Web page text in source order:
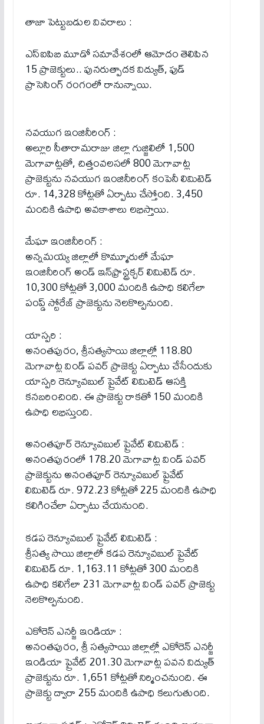
తాజా పెట్టుబడుల వివరాలు :
ఎస్ఐపిబి మూడో సమావేశంలో ఆమోదం తెలిపిన
15 ప్రాజెక్టులు.. పునరుత్పాదక విద్యుత్, ఫుడ్
ప్రాసెసింగ్ రంగంలో రానున్నాయి.
నవయుగ ఇంజినీరింగ్ :
అల్లూరి సీతారామరాజు జిల్లా గుజ్జిలిలో 1,500
మెగావాట్లతో, చిత్తంవలసలో 800 మెగావాట్ల
ప్రాజెక్టును నవయుగ ఇంజినీరింగ్ కంపెనీ లిమిటెడ్
రూ. 14,328 కోట్లతో ఏర్పాటు చేస్తోంది. 3,450
మందికి ఉపాధి అవకాశాలు లభిస్తాయి.
మేఘా ఇంజినీరింగ్ :
అన్నమయ్య జిల్లాలో కొమ్మూరులో మేఘా
ఇంజినీరింగ్ అండ్ ఇన్‌ఫ్రాస్ట్రక్చర్ లిమిటెడ్ రూ.
10,300 కోట్లతో 3,000 మందికి ఉపాధి కలిగేలా
పంప్డ్ స్టోరేజ్ ప్రాజెక్టును నెలకొల్పనుంది.
యాస్పరి :
అనంతపురం, శ్రీసత్యసాయి జిల్లాల్లో 118.80
మెగావాట్ల విండ్ పవర్ ప్రాజెక్టు ఏర్పాటు చేసేందుకు
యాస్పరి రెన్యూవబుల్ ప్రైవేట్ లిమిటెడ్ ఆసక్తి
కనబరించింది. ఈ ప్రాజెక్టు రాకతో 150 మందికి
ఉపాధి లభిస్తుంది.
అనంతపూర్ రెన్యూవబుల్ ప్రైవేట్ లిమిటెడ్ :
అనంతపురంలో 178.20 మెగావాట్ల విండ్ పవర్
ప్రాజెక్టును అనంతపూర్ రెన్యూవబుల్ ప్రైవేట్
లిమిటెడ్ రూ. 972.23 కోట్లతో 225 మందికి ఉపాధి
కలిగించేలా ఏర్పాటు చేయనుంది.
కడప రెన్యూవబుల్ ప్రైవేట్ లిమిటెడ్ :
శ్రీసత్య సాయి జిల్లాలో కడప రెన్యూవబుల్ ప్రైవేట్
లిమిటెడ్ రూ. 1,163.11 కోట్లతో 300 మందికి
ఉపాధి కలిగేలా 231 మెగావాట్ల విండ్ పవర్ ప్రాజెక్టు
నెలకొల్పనుంది.
ఎకోరెన్ ఎనర్జీ ఇండియా :
అనంతపురం, శ్రీ సత్యసాయి జిల్లాల్లో ఎకోరెన్ ఎనర్జీ
ఇండియా ప్రైవేట్ 201.30 మెగావాట్ల పవన విద్యుత్
ప్రాజెక్టును రూ. 1,651 కోట్లతో నిర్మించనుంది. ఈ
ప్రాజెక్టు ద్వారా 255 మందికి ఉపాధి కలుగుతుంది.